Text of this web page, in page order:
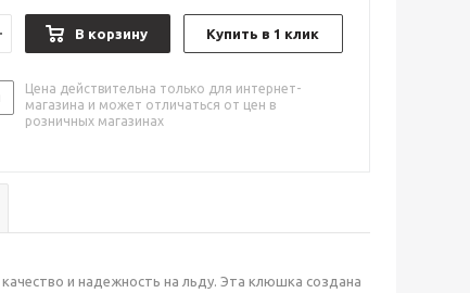
В корзину Купить в 1 клик
Цена действительна только для интернет-
магазина и может отличаться от цен в
розничных магазинах
и надежность на льду. Эта клюшка создана